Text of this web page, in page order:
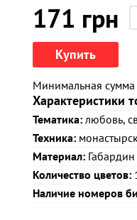
171 грн
Купить
Минимальная сумма
Характеристики
Тематика: любовь,
Техника:
Материал: Габардин
Количество цветов:
Наличие номеров